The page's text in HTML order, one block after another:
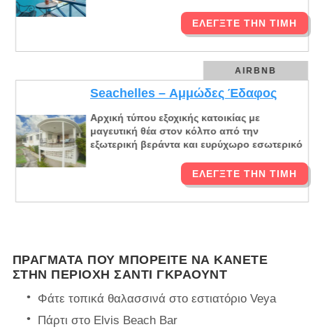
ΕΛΈΓΞΤΕ ΤΗΝ ΤΙΜΉ
AIRBNB
Seachelles – Αμμώδες Έδαφος
Αρχική τύπου εξοχικής κατοικίας με
μαγευτική θέα στον κόλπο από την
εξωτερική βεράντα και ευρύχωρο εσωτερικό
ΕΛΈΓΞΤΕ ΤΗΝ ΤΙΜΉ
ΠΡΆΓΜΑΤΑ ΠΟΥ ΜΠΟΡΕΊΤΕ ΝΑ ΚΆΝΕΤΕ
ΣΤΗΝ ΠΕΡΙΟΧΉ ΣΆΝΤΙ ΓΚΡΆΟΥΝΤ
Φάτε τοπικά θαλασσινά στο εστιατόριο Veya
Πάρτι στο Elvis Beach Bar